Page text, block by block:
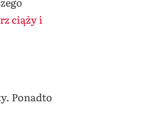
ciąży i
Ponadto